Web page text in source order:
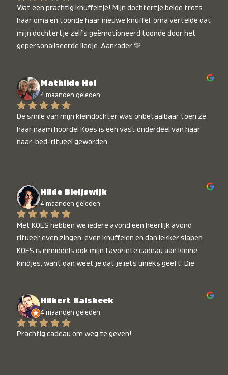
Wat een prachtig knuffeltje! Mijn dochtertje belde trots
haar oma en toonde haar nieuwe knuffel, oma vertelde dat
mijn dochtertje zelfs geëmotioneerd toonde door het
gepersonaliseerde liedje. Aanrader 💛
Mathilde Hol
4 maanden geleden
De smile van mijn kleindochter was onbetaalbaar toen ze
haar naam hoorde. Koes is een vast onderdeel van haar
naar-bed-ritueel geworden.
Hilde Bleijswijk
4 maanden geleden
Met KOES hebben we iedere avond een heerlijk avond
ritueel: even zingen, even knuffelen en dan lekker slapen.
KOES is inmiddels ook mijn favoriete cadeau aan kleine
kindjes, want dan weet je dat je iets unieks geeft. Die
Hilbert Kalsbeek
4 maanden geleden
Prachtig cadeau om weg te geven!